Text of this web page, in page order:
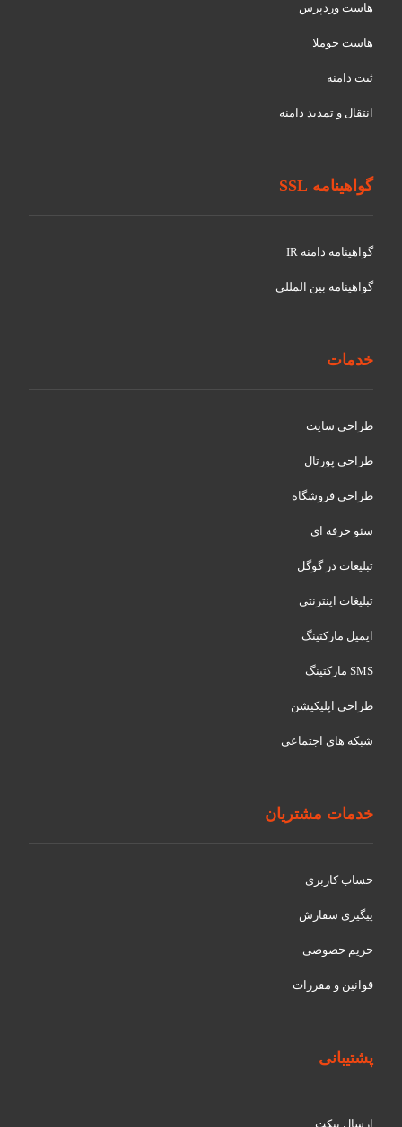
هاست وردپرس
هاست جوملا
ثبت دامنه
انتقال و تمدید دامنه
گواهینامه SSL
گواهينامه دامنه IR
گواهينامه بین المللی
خدمات
طراحی سایت
طراحی پورتال
طراحی فروشگاه
سئو حرفه ای
تبلیغات در گوگل
تبلیغات اینترنتی
ایمیل مارکتینگ
SMS مارکتینگ
طراحی اپلیکیشن
شبکه های اجتماعی
خدمات مشتریان
حساب کاربری
پیگیری سفارش
حریم خصوصی
قوانین و مقررات
پشتیبانی
ارسال تیکت